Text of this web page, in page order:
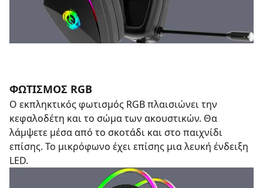
ΦΩΤΙΣΜΟΣ RGB
Ο εκπληκτικός φωτισμός RGB πλαισιώνει την
κεφαλοδέτη και το σώμα των ακουστικών. Θα
λάμψετε μέσα από το σκοτάδι και στο παιχνίδι
επίσης. Το μικρόφωνο έχει επίσης μια λευκή ένδειξη
LED.